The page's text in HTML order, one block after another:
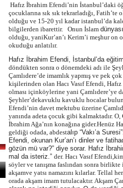
Hafız İbrahim Efendi’nin İstanbul’daki
çocuklarına sık sık tekrarladığı, Fatih’te
olduğu ve 15-20 yıl kadar istanbul’da
bilgilerden ibarettir. Onun İslam
olduğu, yaniKur’an’ı Kerim’i meşhur
okuduğu anlatılır.
Hafız İbrahim Efendi, İstanbul’da
döndükten sonra o dönemdeki adı ile
Çamlıdere’de imamlık yapmış ve pek
kişilerinden olan Hacı VasıfEfendi,
olması içinköylerine yani Çamlıdere’ye
Şeyhler’dekavuklu kavuklu hocalar
Efendi’nin davet mektubu üzerine
yanında adeta çocuk gibi kalmaktadır. O,
İbrahim Ağa’nın konağına gider.Henüz
geldiği odada, abdestalıp “Vakı’a Suresi”
Efendi, okunan Kur’an’ı dinler ve
gözün mü var?” diye sorar. Hafız
mal da isteriz.” der. Hacı Vasıf Efendi,
söyler ve tanışma faslından sonra birlikte
akşamve yatsı namazını kılarlar. Tellal
orada akşam imam tutulacaktır. Akşam